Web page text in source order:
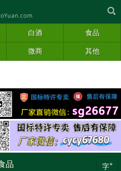
白酒 食品
微商 其他
品 字+